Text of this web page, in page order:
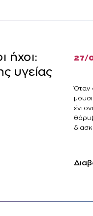
ήχοι:
υγείας
27/
Όταν